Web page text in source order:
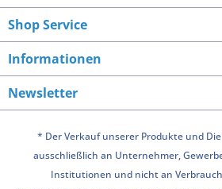
Shop Service
Informationen
Newsletter
* Der Verkauf unserer Produkte und
ausschließlich an Unternehmer,
Institutionen und nicht an